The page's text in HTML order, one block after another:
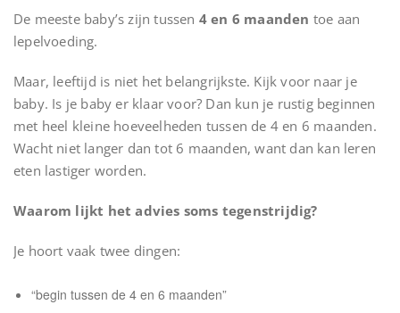
De meeste baby’s zijn tussen 4 en 6 maanden toe aan
lepelvoeding.
Maar, leeftijd is niet het belangrijkste. Kijk voor naar je
baby. Is je baby er klaar voor? Dan kun je rustig beginnen
met heel kleine hoeveelheden tussen de 4 en 6 maanden.
Wacht niet langer dan tot 6 maanden, want dan kan leren
eten lastiger worden.
Waarom lijkt het advies soms tegenstrijdig?
Je hoort vaak twee dingen:
“begin tussen de 4 en 6 maanden”